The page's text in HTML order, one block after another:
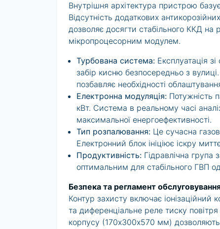
Внутрішня архітектура пристрою
Відсутність додаткових
дозволяє досягти стабільного ККД на
мікропроцесорним модулем.
Турбована система: Експлуатація
забір кисню безпосередньо з
позбавляє необхідності
Електронна модуляція: Потужність
кВт. Система в реальному часі
максимальної енергоефективності.
Тип розпалювання: Це сучасна
Електронний блок ініціює іскру
Продуктивність: Гідравлічна група
оптимальним для стабільного ГВП
Безпека та регламент
Контур захисту включає
та диференціальне реле тиску
корпусу (170х300х570 мм)